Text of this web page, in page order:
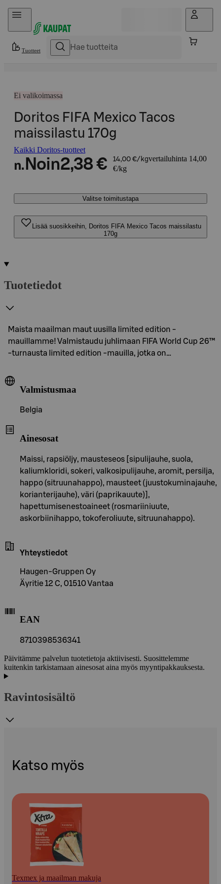
Hyppää sisältöön
Tuotteet
Ei valikoimassa
Doritos FIFA Mexico Tacos
maissilastu 170g
Kaikki Doritos-tuotteet
n. Noin2,38 € 14,00 €/kgvertailuhinta 14,00
€/kg
Valitse toimitustapa
Lisää suosikkeihin, Doritos FIFA Mexico Tacos maissilastu
170g
Tuotetiedot
Maista maailman maut uusilla limited edition -
mauillamme! Valmistaudu juhlimaan FIFA World Cup 26™
-turnausta limited edition -mauilla, jotka on…
Valmistusmaa
Belgia
Ainesosat
Maissi, rapsiöljy, mausteseos [sipulijauhe, suola,
kaliumkloridi, sokeri, valkosipulijauhe, aromit, persilja,
happo (sitruunahappo), mausteet (juustokuminajauhe,
korianterijauhe), väri (paprikauute)],
hapettumisenestoaineet (rosmariiniuute,
askorbiinihappo, tokoferoliuute, sitruunahappo).
Yhteystiedot
Haugen-Gruppen Oy
Äyritie 12 C, 01510 Vantaa
EAN
8710398536341
Päivitämme palvelun tuotetietoja aktiivisesti. Suosittelemme
kuitenkin tarkistamaan ainesosat aina myös myyntipakkauksesta.
Ravintosisältö
Katso myös
Texmex ja maailman makuja